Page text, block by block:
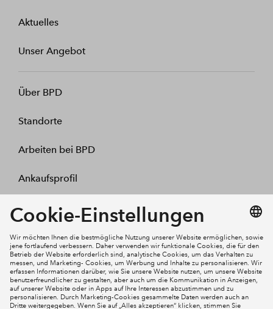
Aktuelles
Unser Angebot
Über BPD
Standorte
Arbeiten bei BPD
Ankaufsprofil
Kontakt
Mein Konto